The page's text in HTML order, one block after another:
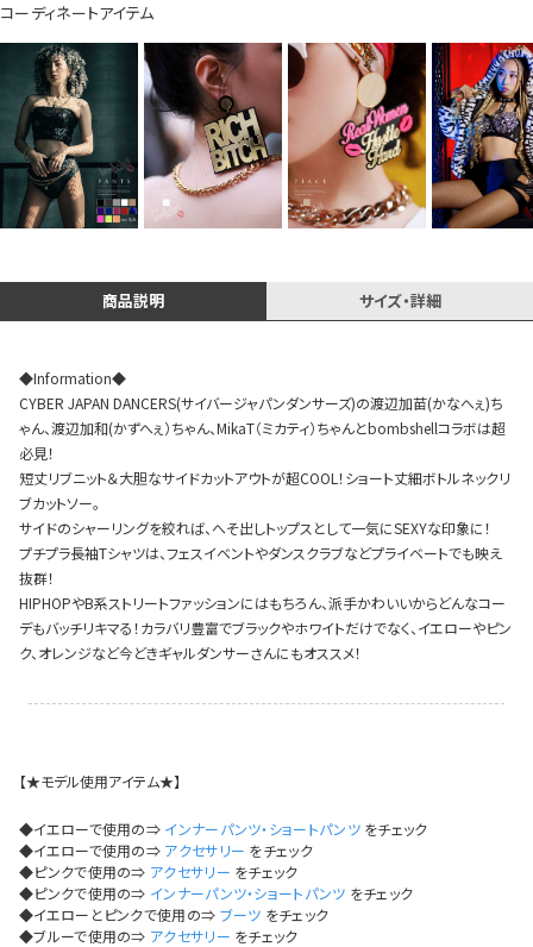
今活躍している多ジャンルダンサーさん×bombshellコラボ特集
コーディネートアイテム
商品説明 サイズ・詳細
◆Information◆
CYBER JAPAN DANCERS(サイバージャパンダンサーズ)の渡辺加苗(かなへぇ)ち
ゃん、渡辺加和(かずへぇ）ちゃん、MikaT（ミカティ）ちゃんとbombshellコラボは超
必見！
短丈リブニット＆大胆なサイドカットアウトが超COOL！ショート丈細ボトルネックリ
ブカットソー。
サイドのシャーリングを絞れば、へそ出しトップスとして一気にSEXYな印象に！
プチプラ長袖Tシャツは、フェスイベントやダンスクラブなどプライベートでも映え
抜群！
HIPHOPやB系ストリートファッションにはもちろん、派手かわいいからどんなコー
デもバッチリキマる！カラバリ豊富でブラックやホワイトだけでなく、イエローやピン
ク、オレンジなど今どきギャルダンサーさんにもオススメ！
【★モデル使用アイテム★】
◆イエローで使用の⇒ インナーパンツ・ショートパンツをチェック
◆イエローで使用の⇒ アクセサリー をチェック
◆ピンクで使用の⇒ アクセサリー をチェック
◆ピンクで使用の⇒ インナーパンツ・ショートパンツ をチェック
◆イエローとピンクで使用の⇒ ブーツ をチェック
◆ブルーで使用の⇒ アクセサリー をチェック